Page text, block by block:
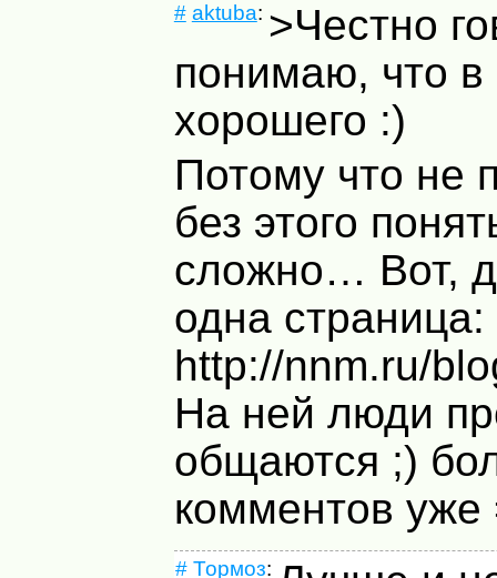
# aktuba: >Честно
понимаю, что
хорошего :)
Потому что не
без этого
сложно… Вот,
одна страница:
http://nnm.ru/
На ней люди
общаются ;)
комментов уже
# Тормоз: